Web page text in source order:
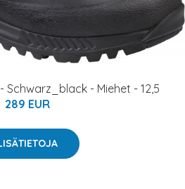
Schwarz_black - Miehet - 12,5
289 EUR